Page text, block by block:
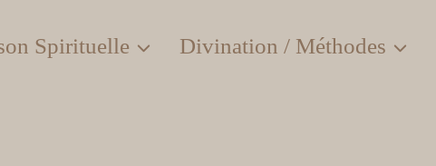
Spirituelle Divination / Méthodes